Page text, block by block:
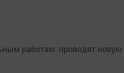
работам: проводят новую